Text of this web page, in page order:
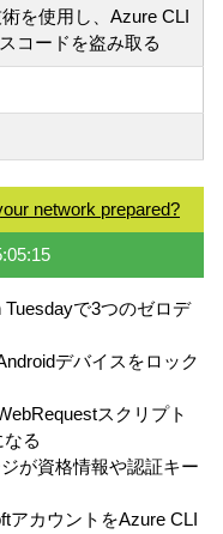
を使用し、Azure CLI
コードを盗み取る
network prepared?
で3つのゼロデ
デバイスをロック
スクリプト
る
が資格情報や認証キー
アカウントをAzure CLI